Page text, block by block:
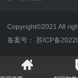
Copyright©2021 All
备案号：
苏ICP备